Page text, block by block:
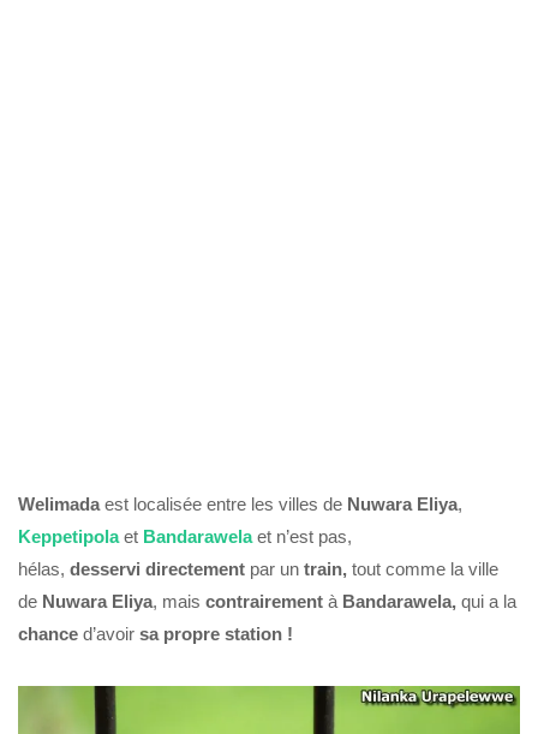
Welimada est localisée entre les villes de Nuwara Eliya,
Keppetipola et Bandarawela et n’est pas,
hélas, desservi directement par un train, tout comme la ville
de Nuwara Eliya, mais contrairement à Bandarawela, qui a la
chance d’avoir sa propre station !